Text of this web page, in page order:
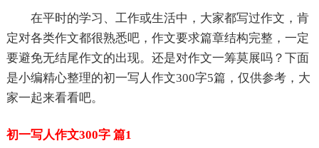
在平时的学习、工作或生活中，大家都写过作文，肯
定对各类作文都很熟悉吧，作文要求篇章结构完整，一定
要避免无结尾作文的出现。还是对作文一筹莫展吗？下面
是小编精心整理的初一写人作文300字5篇，仅供参考，大
家一起来看看吧。
初一写人作文300字 篇1